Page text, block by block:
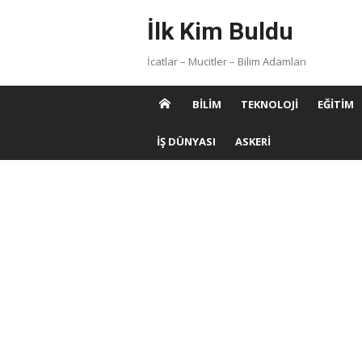
İlk Kim Buldu
İcatlar – Mucitler – Bilim Adamları
BILIM TEKNOLOJI EĞITIM
İŞ DÜNYASI ASKERI